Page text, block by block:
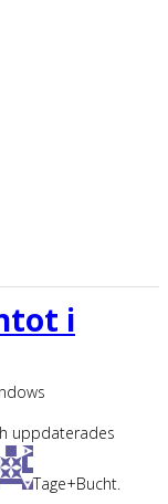
i
uppdaterades
Tage+Bucht